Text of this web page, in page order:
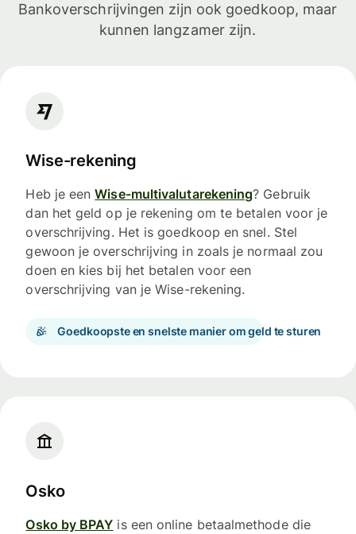
Bankoverschrijvingen zijn ook goedkoop, maar
kunnen langzamer zijn.
Wise-rekening
Heb je eenWise-multivalutarekening? Gebruik
dan het geld op je rekening om te betalen voor je
overschrijving. Het is goedkoop en snel. Stel
gewoon je overschrijving in zoals je normaal zou
doen en kies bij het betalen voor een
overschrijving van je Wise-rekening.
Goedkoopste en snelste manier om geld te sturen
Osko
Osko by BPAY is een online betaalmethode die